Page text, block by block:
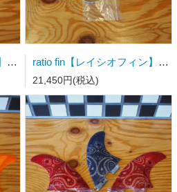
ratio fin【レイシオフィン】サーフボードフィン FCSⅡ用TWIN FIN ratio fin【レイシオフィン】サーフボードフィン FCSⅡ用トライフィン Sサイズ カラーストライプ
21,450円(税込)